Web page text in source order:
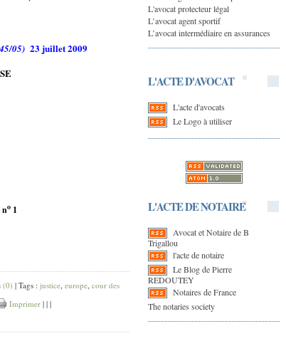
L'avocat protecteur légal
L’avocat agent sportif
L’avocat intermédiaire en assurances
L'ACTE D'AVOCAT
L'acte d'avocats
Le Logo à utiliser
L'ACTE DE NOTAIRE
Avocat et Notaire de B
Trigallou
l'acte de notaire
Le Blog de Pierre
REDOUTEY
Notaires de France
The notaries society
05) 23 juillet 2009
no 1
(0) | Tags : justice, europe, cour des
Imprimer | | |